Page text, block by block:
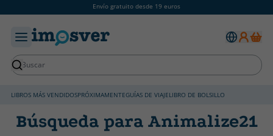
Envío gratuito desde 19 euros
LIBROS MÁS VENDIDOSPRÓXIMAMENTEGUÍAS DE VIAJELIBRO DE BOLSILLO
Búsqueda para Animalize21